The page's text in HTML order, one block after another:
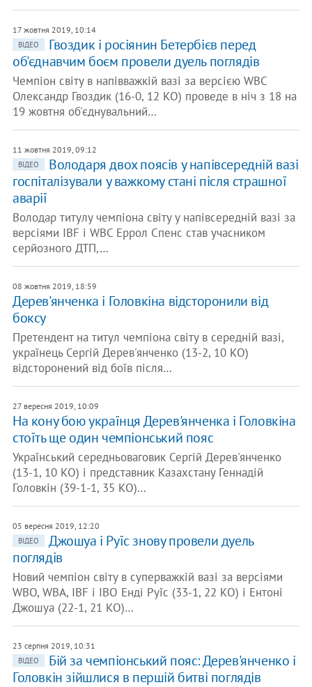
17 жовтня 2019, 10:14
ВІДЕО
Гвоздик і росіянин Бетербієв перед
об'єднавчим боєм провели дуель поглядів
Чемпіон світу в напівважкій вазі за версією WBC
Олександр Гвоздик (16-0, 12 КО) проведе в ніч з 18 на
19 жовтня об'єднувальний…
11 жовтня 2019, 09:12
ВІДЕО
Володаря двох поясів у напівсередній вазі
госпіталізували у важкому стані після страшної
аварії
Володар титулу чемпіона світу у напівсередній вазі за
версіями IBF і WBC Еррол Спенс став учасником
серйозного ДТП,…
08 жовтня 2019, 18:59
Дерев'янченка і Головкіна відсторонили від
боксу
Претендент на титул чемпіона світу в середній вазі,
українець Сергій Дерев'янченко (13-2, 10 КО)
відсторонений від боїв після…
27 вересня 2019, 10:09
На кону бою українця Дерев'янченка і Головкіна
стоїть ще один чемпіонський пояс
Український середньоваговик Сергій Дерев'янченко
(13-1, 10 КО) і представник Казахстану Геннадій
Головкін (39-1-1, 35 КО)…
05 вересня 2019, 12:20
ВІДЕО
Джошуа і Руїс знову провели дуель
поглядів
Новий чемпіон світу в суперважкій вазі за версіями
WBO, WBA, IBF і IBO Енді Руїс (33-1, 22 КО) і Ентоні
Джошуа (22-1, 21 КО)…
23 серпня 2019, 10:31
ВІДЕО
Бій за чемпіонський пояс: Дерев'янченко і
Головкін зійшлися в першій битві поглядів